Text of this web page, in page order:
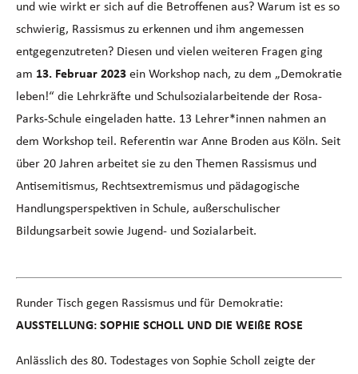
und wie wirkt er sich auf die Betroffenen aus? Warum ist es so
schwierig, Rassismus zu erkennen und ihm angemessen
entgegenzutreten? Diesen und vielen weiteren Fragen ging
am 13. Februar 2023 ein Workshop nach, zu dem „Demokratie
leben!“ die Lehrkräfte und Schulsozialarbeitende der Rosa-
Parks-Schule eingeladen hatte. 13 Lehrer*innen nahmen an
dem Workshop teil. Referentin war Anne Broden aus Köln. Seit
über 20 Jahren arbeitet sie zu den Themen Rassismus und
Antisemitismus, Rechtsextremismus und pädagogische
Handlungsperspektiven in Schule, außerschulischer
Bildungsarbeit sowie Jugend- und Sozialarbeit.
Runder Tisch gegen Rassismus und für Demokratie:
AUSSTELLUNG: SOPHIE SCHOLL UND DIE WEIßE ROSE
Anlässlich des 80. Todestages von Sophie Scholl zeigte der